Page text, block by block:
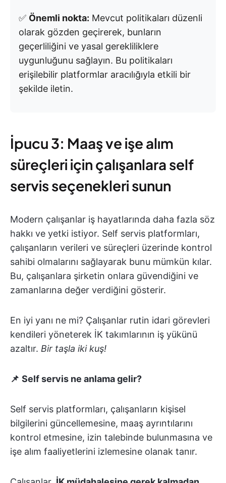
✅ Önemli nokta: Mevcut politikaları düzenli
olarak gözden geçirerek, bunların
geçerliliğini ve yasal gerekliliklere
uygunluğunu sağlayın. Bu politikaları
erişilebilir platformlar aracılığıyla etkili bir
şekilde iletin.
İpucu 3: Maaş ve işe alım
süreçleri için çalışanlara self
servis seçenekleri sunun
Modern çalışanlar iş hayatlarında daha fazla söz
hakkı ve yetki istiyor. Self servis platformları,
çalışanların verileri ve süreçleri üzerinde kontrol
sahibi olmalarını sağlayarak bunu mümkün kılar.
Bu, çalışanlara şirketin onlara güvendiğini ve
zamanlarına değer verdiğini gösterir.
En iyi yanı ne mi? Çalışanlar rutin idari görevleri
kendileri yöneterek İK takımlarının iş yükünü
azaltır. Bir taşla iki kuş!
📌 Self servis ne anlama gelir?
Self servis platformları, çalışanların kişisel
bilgilerini güncellemesine, maaş ayrıntılarını
kontrol etmesine, izin talebinde bulunmasına ve
işe alım faaliyetlerini izlemesine olanak tanır.